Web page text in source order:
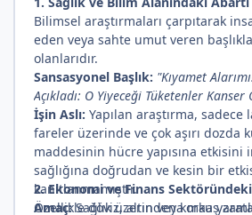
Bilimsel araştırmaları çarpıtarak
eden veya sahte umut veren
olanlarıdır.
Sansasyonel Başlık: "Kıyamet
Açıkladı: O Yiyeceği Tüketenler
İşin Aslı: Yapılan araştırma,
fareler üzerinde ve çok aşırı dozda
maddesinin hücre yapısına etkisini
sağlığına doğrudan ve kesin bir
kanıtlanmamıştır.
Amaç:Sağlık üzerinden korku
2. Ekonomi ve Finans Sektöründeki
Özellikle döviz, altın veya maaş